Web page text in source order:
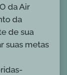
da Air
da
de sua
suas metas